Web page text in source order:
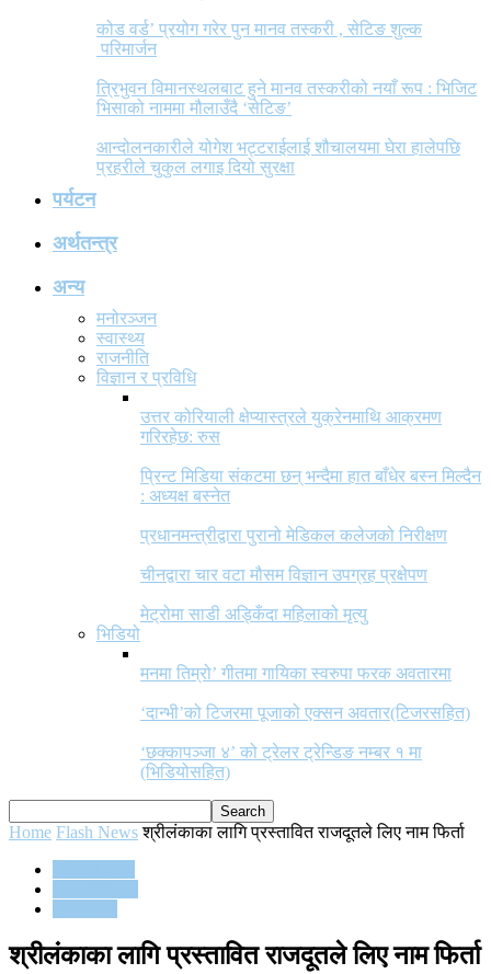
कोड वर्ड’ प्रयोग गरेर पुन मानव तस्करी , सेटिङ शुल्क
परिमार्जन
त्रिभुवन विमानस्थलबाट हुने मानव तस्करीको नयाँ रूप : भिजिट
भिसाको नाममा मौलाउँदै ‘सेटिङ’
आन्दोलनकारीले योगेश भट्टराईलाई शौचालयमा घेरा हालेपछि
प्रहरीले चुकुल लगाइ दियो सुरक्षा
पर्यटन
अर्थतन्त्र
अन्य
मनोरञ्जन
स्वास्थ्य
राजनीति
विज्ञान र प्रविधि
उत्तर कोरियाली क्षेप्यास्त्रले युक्रेनमाथि आक्रमण
गरिरहेछ: रुस
प्रिन्ट मिडिया संकटमा छन् भन्दैमा हात बाँधेर बस्न मिल्दैन
: अध्यक्ष बस्नेत
प्रधानमन्त्रीद्वारा पुरानो मेडिकल कलेजको निरीक्षण
चीनद्वारा चार वटा मौसम विज्ञान उपग्रह प्रक्षेपण
मेट्रोमा साडी अड्किँदा महिलाको मृत्यु
भिडियो
मनमा तिम्रो’ गीतमा गायिका स्वरुपा फरक अवतारमा
‘दान्भी’को टिजरमा पूजाको एक्सन अवतार(टिजरसहित)
‘छक्कापञ्जा ४’ को ट्रेलर ट्रेन्डिङ नम्बर १ मा
(भिडियोसहित)
Home Flash News श्रीलंकाका लागि प्रस्तावित राजदूतले लिए नाम फिर्ता
श्रीलंकाका लागि प्रस्तावित राजदूतले लिए नाम फिर्ता